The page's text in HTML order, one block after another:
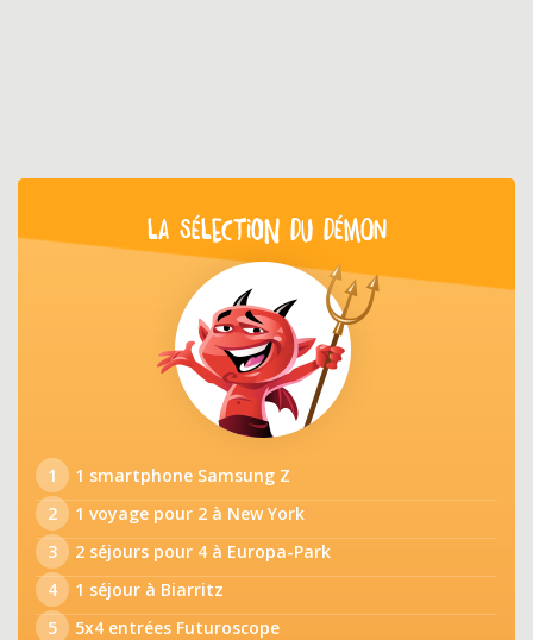
LA SÉLECTION DU DÉMON
1
1 smartphone Samsung Z
2
1 voyage pour 2 à New York
3
2 séjours pour 4 à Europa-Park
4
1 séjour à Biarritz
5
5x4 entrées Futuroscope